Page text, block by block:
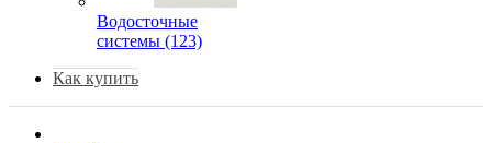
Водосточные
системы (123)
Как купить